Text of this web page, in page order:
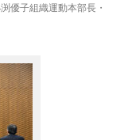
優子組織運動本部長・